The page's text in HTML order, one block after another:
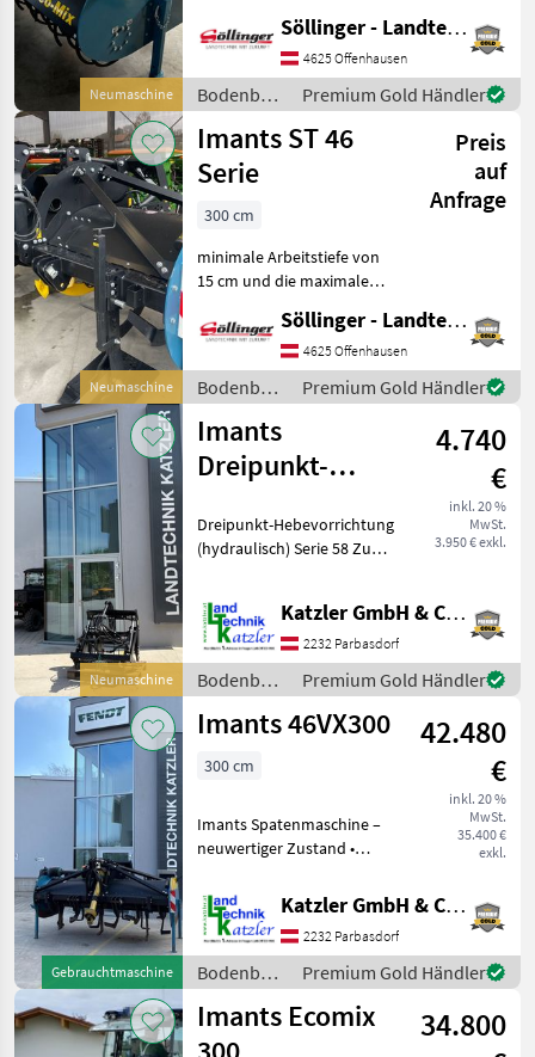
MARKTPLATZ
Marktplatz Händlerangebote Kleinanzeigen
Neumaschine
Beleuchtung - Gelenkwelle
(Walterscheid) mit
Nockenschaltkupplung -
Gebrauchsan
Söllinger - Landtechnik GmbH
4625 Offenhausen
Bodenbearbeitung
/ Imants
Premium Gold Händler
Neumaschine
Imants ST 46
Serie
Preis
auf
Anfrage
300 cm
minimale Arbeitstiefe von
15 cm und die maximale
cm > VX Spatenblatt
geeignet für Lehmböden
Bodenbearbeitung
Spatenmaschine
Söllinger - Landtechnik GmbH
4625 Offenhausen
Bodenbearbeitung
/ Imants
Premium Gold Händler
Neumaschine
Imants
Dreipunkt-
(hydraulisch)
Serie 58
4.740
€
inkl. 20 %
MwSt.
3.950 € exkl.
Dreipunkt-Hebevorrichtung
(hydraulisch) Serie 58 Zum
Hebevorrichtung Serie 58 in
gutem Zustand. Das
System dient zum An
Katzler GmbH & Co.KG.
2232 Parbasdorf
Bodenbearbeitung
/ Imants
Premium Gold Händler
Gebrauchtmaschine
Imants 46VX300
42.480
€
inkl. 20 %
MwSt.
35.400 €
exkl.
300 cm
Imants Spatenmaschine –
neuwertiger Zustand •
Einsatzfläche: ca. 50 ha •
Arbeitsbreite: 300 cm •
Anzahl Spatenarme: 24 •
Spaten: alle neu Aus
Katzler GmbH & Co.KG.
2232 Parbasdorf
Bodenbearbeitung
/ Imants
Premium Gold Händler
Imants Ecomix
34.800